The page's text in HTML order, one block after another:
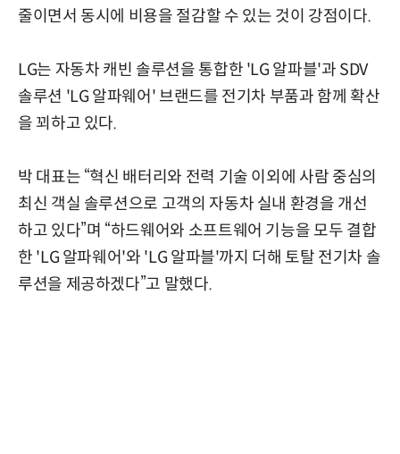
줄이면서 동시에 비용을 절감할 수 있는 것이 강점이다.
LG는 자동차 캐빈 솔루션을 통합한 'LG 알파블'과 SDV
솔루션 'LG 알파웨어' 브랜드를 전기차 부품과 함께 확산
을 꾀하고 있다.
박 대표는 “혁신 배터리와 전력 기술 이외에 사람 중심의
최신 객실 솔루션으로 고객의 자동차 실내 환경을 개선
하고 있다”며 “하드웨어와 소프트웨어 기능을 모두 결합
한 'LG 알파웨어'와 'LG 알파블'까지 더해 토탈 전기차 솔
루션을 제공하겠다”고 말했다.